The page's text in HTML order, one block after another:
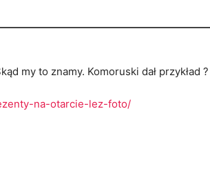
my to znamy. Komoruski dał przykład ?
na-otarcie-lez-foto/